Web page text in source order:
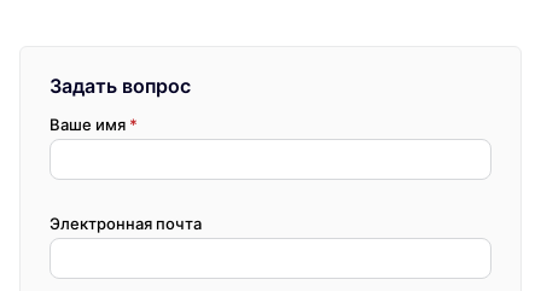
Задать вопрос
Ваше имя *
Электронная почта